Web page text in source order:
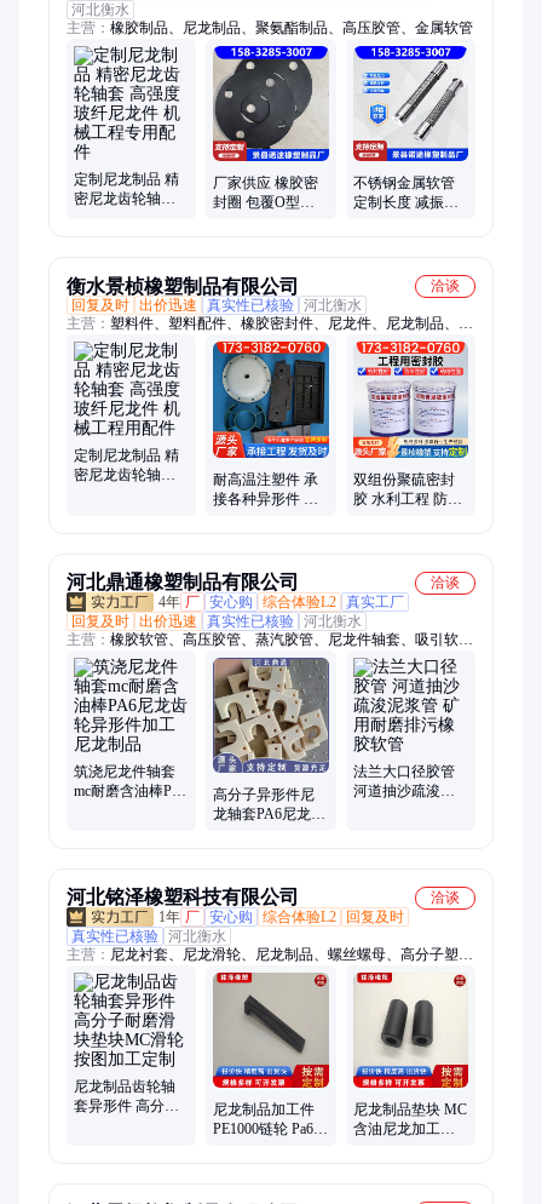
河北衡水
主营： 橡胶制品、尼龙制品、聚氨酯制品、高压胶管、金属软管
定制尼龙制品 精
密尼龙齿轮轴套
厂家供应 橡胶密
封圈 包覆O型圈
不锈钢金属软管
定制长度 减振软
衡水景桢橡塑制品有限公司
洽谈
回复及时 出价迅速 真实性已核验 河北衡水
主营： 塑料件、塑料配件、橡胶密封件、尼龙件、尼龙制品、尼
龙异形件、注塑加工件、橡胶止水带、橡胶密封垫片、外壳塑料
定制件、自润滑工程配件、高强度耐磨塑料
定制尼龙制品 精
密尼龙齿轮轴套
耐高温注塑件 承
接各种异形件 抗
双组份聚硫密封
胶 水利工程 防水
河北鼎通橡塑制品有限公司
洽谈
4年 厂 安心购 综合体验L2 真实工厂
回复及时 出价迅速 真实性已核验 河北衡水
主营： 橡胶软管、高压胶管、蒸汽胶管、尼龙件轴套、吸引软
管、夹布胶管、复合软管、绝缘胶管、吸引胶管、耐高温胶管、
大口径胶管、排污排水胶管、复合化工软管、耐磨喷砂胶管、石
棉胶管、水冷电缆胶管、空压机胶管、缠绕胶管、大口径钢丝胶
管、耐高温夹布胶管、橡胶软连接、钢丝骨架胶管、法兰输水胶
管、大口径吸排胶管、钢丝增强软管
筑浇尼龙件轴套
mc耐磨含油棒PA6
高分子异形件尼
龙轴套PA6尼龙加
法兰大口径胶管
河道抽沙疏浚泥
河北铭泽橡塑科技有限公司
洽谈
1年 厂 安心购 综合体验L2
回复及时
真实性已核验 河北衡水
主营： 尼龙衬套、尼龙滑轮、尼龙制品、螺丝螺母、高分子塑料
件
尼龙制品齿轮轴
套异形件 高分子
尼龙制品加工件
PE1000链轮 Pa66
尼龙制品垫块 MC
含油尼龙加工件